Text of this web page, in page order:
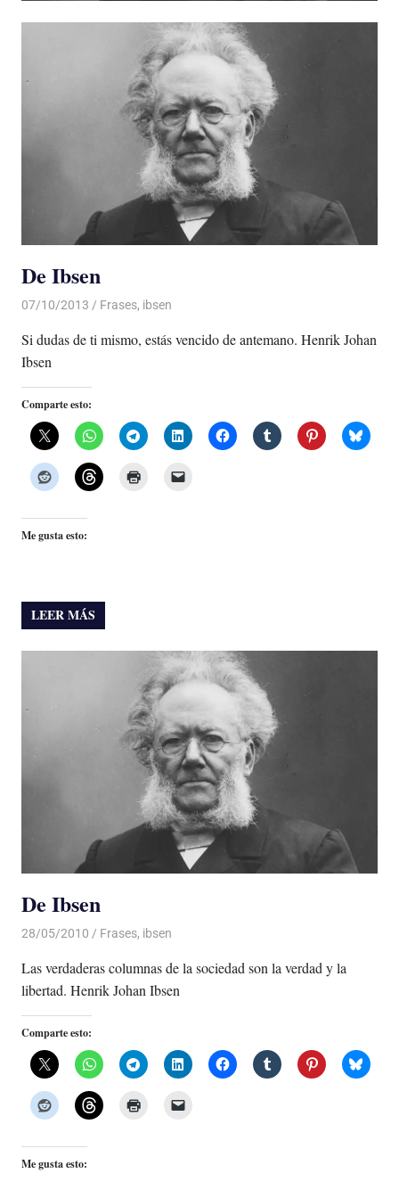
De Ibsen
07/10/2013 Luis Castellanos
Frases, ibsen
Si dudas de ti mismo, estás vencido de antemano. Henrik Johan
Ibsen
Comparte esto:
Me gusta esto:
LEER MÁS
De Ibsen
28/05/2010 Luis Castellanos
Frases, ibsen
Las verdaderas columnas de la sociedad son la verdad y la
libertad. Henrik Johan Ibsen
Comparte esto:
Me gusta esto: